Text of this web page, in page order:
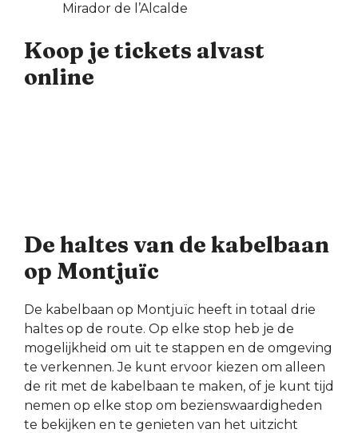
Mirador de l’Alcalde
Koop je tickets alvast
online
De haltes van de kabelbaan
op Montjuïc
De kabelbaan op Montjuïc heeft in totaal drie
haltes op de route. Op elke stop heb je de
mogelijkheid om uit te stappen en de omgeving
te verkennen. Je kunt ervoor kiezen om alleen
de rit met de kabelbaan te maken, of je kunt tijd
nemen op elke stop om bezienswaardigheden
te bekijken en te genieten van het uitzicht